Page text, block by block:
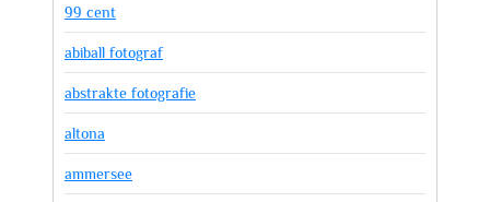
99 cent
abiball fotograf
abstrakte fotografie
altona
ammersee